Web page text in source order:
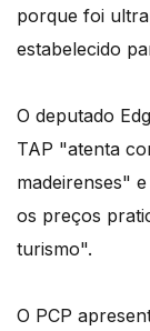
porque foi
estabelecido
O deputado
TAP "atenta
madeirenses"
os preços
turismo".
O PCP